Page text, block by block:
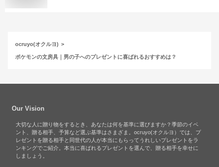
ocruyo(オクルヨ)
ポケモンの文房具｜男の子へのプレゼントに喜ばれるおすすめは？
Our Vision
大切な人に贈り物をするとき、あなたは何を基準に選びますか？季節のイベ
ント、贈る相手、予算など選ぶ基準はさまざま。ocruyo(オクルヨ）では、プ
レゼントを贈る相手と同世代の人が本当にもらってうれしいプレゼントをラ
ンキングでご紹介。本当に喜ばれるプレゼントを選んで、贈る相手を幸せに
しましょう。